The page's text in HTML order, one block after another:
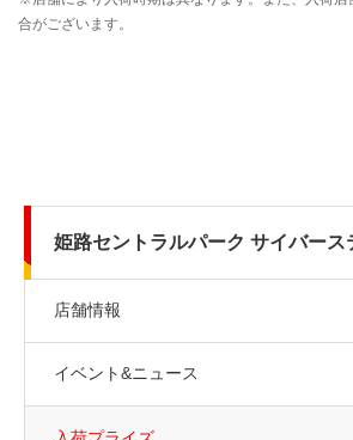
姫路セントラルパーク サイバース
店舗情報
イベント&ニュース